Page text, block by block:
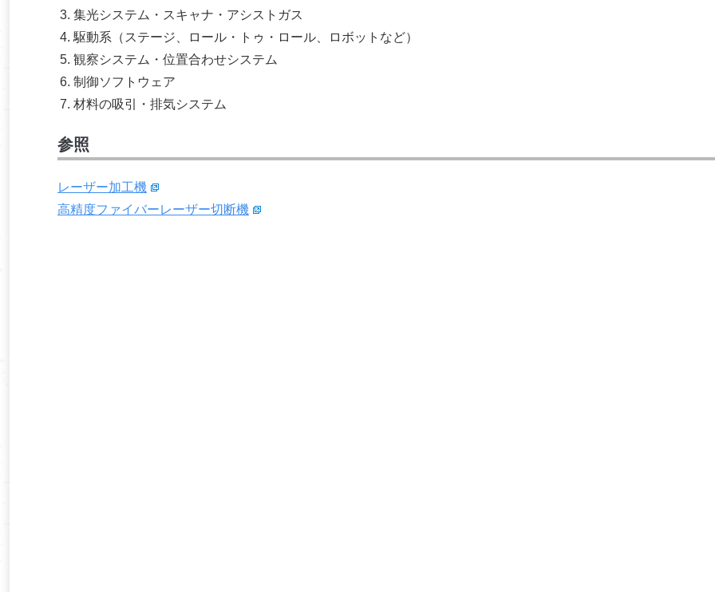
集光システム・スキャナ・アシストガス
駆動系（ステージ、ロール・トゥ・ロール、ロボットなど）
観察システム・位置合わせシステム
制御ソフトウェア
材料の吸引・排気システム
参照
レーザー加工機
高精度ファイバーレーザー切断機